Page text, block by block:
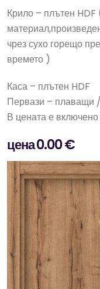
Крило – плътен
чрез сухо горещо
времето )
Каса – плътен HDF
Первази – плаващи
В цената е
цена 0.00 €